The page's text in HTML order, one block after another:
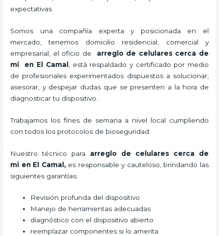
expectativas.
Somos una compañía experta y posicionada en el
mercado, tenemos domicilio residencial, comercial y
empresarial, el oficio de arreglo de celulares cerca de
mi en El Camal
, está respaldado y certificado por medio
de profesionales experimentados dispuestos a solucionar,
asesorar, y despejar dudas que se presenten a la hora de
diagnosticar tu dispositivo.
Trabajamos los fines de semana a nivel local cumpliendo
con todos los protocolos de bioseguridad.
Nuestro técnico para arreglo de celulares cerca de
mi en El Camal, es responsable y cauteloso, brindando las
siguientes garantías:
Revisión profunda del dispositivo
Manejo de herramientas adecuadas
diagnóstico con el dispositivo abierto
reemplazar componentes si lo amerita